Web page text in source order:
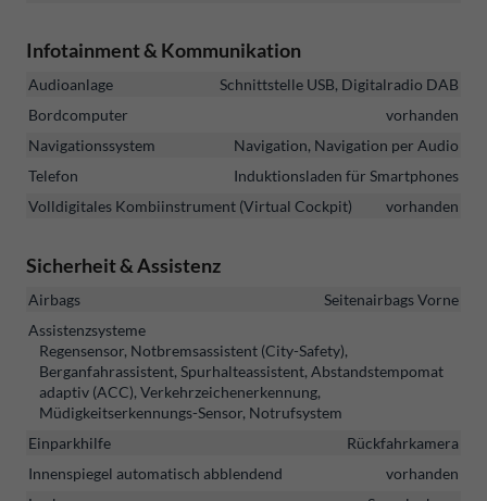
Infotainment & Kommunikation
Audioanlage
Schnittstelle USB, Digitalradio DAB
Bordcomputer
vorhanden
Navigationssystem
Navigation, Navigation per Audio
Telefon
Induktionsladen für Smartphones
Volldigitales Kombiinstrument (Virtual Cockpit)
vorhanden
Sicherheit & Assistenz
Airbags
Seitenairbags Vorne
Assistenzsysteme
Regensensor, Notbremsassistent (City-Safety),
Berganfahrassistent, Spurhalteassistent, Abstandstempomat
adaptiv (ACC), Verkehrzeichenerkennung,
Müdigkeitserkennungs-Sensor, Notrufsystem
Einparkhilfe
Rückfahrkamera
Innenspiegel automatisch abblendend
vorhanden